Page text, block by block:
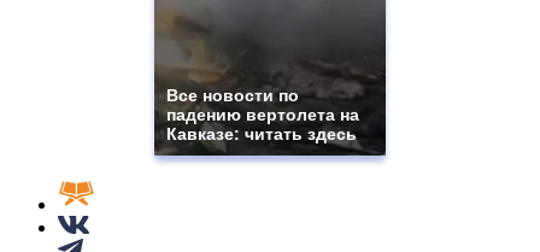
Все новости по
падению вертолета на
Кавказе: читать здесь